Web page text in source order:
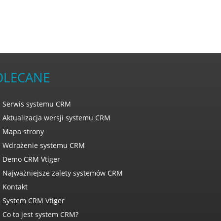
Serwis systemu CRM
Aktualizacja wersji systemu CRM
Mapa strony
Wdrożenie systemu CRM
Demo CRM Vtiger
Najważniejsze zalety systemów CRM
Kontakt
System CRM Vtiger
Co to jest system CRM?